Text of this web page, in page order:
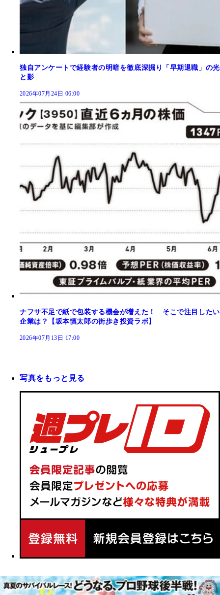
独自アンケートで経験者の明暗を徹底深掘り「早期退職」の光
と影
2026年07月24日 06:00
ナフサ不足で紙で包装する機会が増えた！ そこで注目したい
企業は？【坂本慎太郎の街歩き投資ラボ】
2026年07月13日 17:00
写真をもっと見る